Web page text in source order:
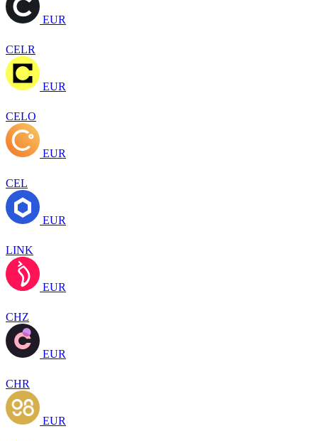
EUR
CELR
EUR
CELO
EUR
CEL
EUR
LINK
EUR
CHZ
EUR
CHR
EUR